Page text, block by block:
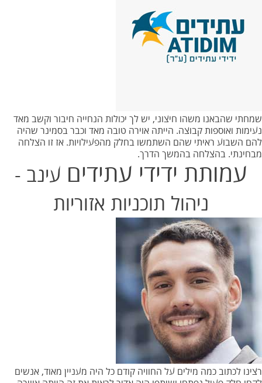
שמחתי שהבאנו משהו חיצוני, יש לך יכולות הנחייה חיבור וקשב מאד
נעימות ואוספות קבוצה. הייתה אוירה טובה מאד וכבר בסמינר שהיה
להם השבוע ראיתי שהם השתמשו בחלק מהפעילויות. אז זו הצלחה
מבחינתי. בהצלחה בהמשך הדרך.
עמותת ידידי עתידים עינב -
ניהול תוכניות אזוריות
רצינו לכתוב כמה מילים על החוויה קודם כל היה מעניין מאוד, אנשים